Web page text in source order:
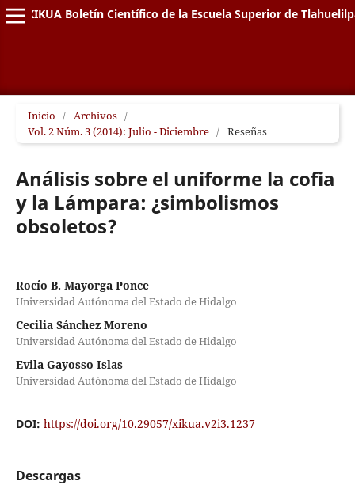
XIKUA Boletín Científico de la Escuela Superior de
Inicio / Archivos /
Vol. 2 Núm. 3 (2014): Julio - Diciembre / Reseñas
Análisis sobre el uniforme la cofia
y la Lámpara: ¿simbolismos
obsoletos?
Rocío B. Mayorga Ponce
Universidad Autónoma del Estado de Hidalgo
Cecilia Sánchez Moreno
Universidad Autónoma del Estado de Hidalgo
Evila Gayosso Islas
Universidad Autónoma del Estado de Hidalgo
DOI: https://doi.org/10.29057/xikua.v2i3.1237
Descargas